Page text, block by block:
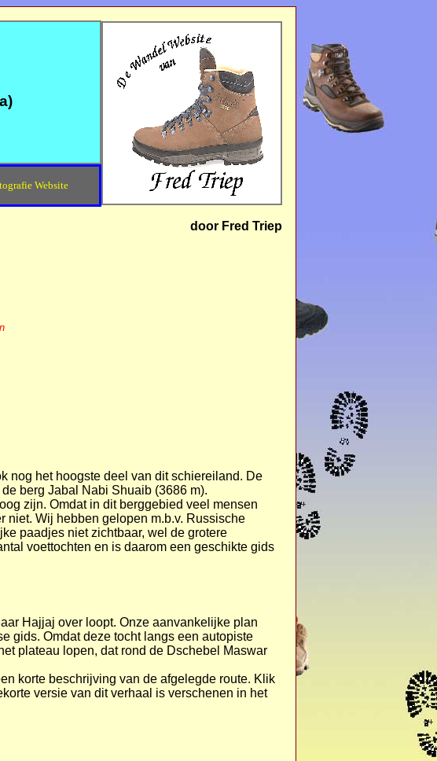
Website
door Fred Triep
nog het hoogste deel van dit schiereiland. De
berg Jabal Nabi Shuaib (3686 m).
zijn. Omdat in dit berggebied veel mensen
niet. Wij hebben gelopen m.b.v. Russische
paadjes niet zichtbaar, wel de grotere
voettochten en is daarom een geschikte gids
Hajjaj over loopt. Onze aanvankelijke plan
gids. Omdat deze tocht langs een autopiste
plateau lopen, dat rond de Dschebel Maswar
korte beschrijving van de afgelegde route. Klik
versie van dit verhaal is verschenen in het